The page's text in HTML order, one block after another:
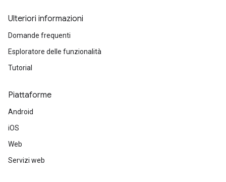
Ulteriori informazioni
Domande frequenti
Esploratore delle funzionalità
Tutorial
Piattaforme
Android
iOS
Web
Servizi web